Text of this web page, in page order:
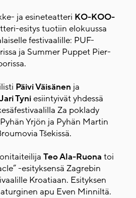
ja esineteatteri KO-KOO-
esitys tuotiin elokuussa
festivaalille: PUF-
ja Summer Puppet Pier-
Päivi Väisänen ja
Jari Tyniesiintyivät yhdessä
Za poklady
Yrjön ja Pyhän Martin
Tšekissä.
Teo Ala-Ruona toi
-esityksensä Zagrebin
Kroatiaan. Esityksen
apu Even Minniltä.